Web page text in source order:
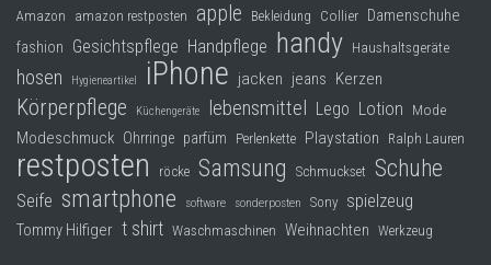
Amazon amazon restposten apple Bekleidung Collier Damenschuhe
fashion Gesichtspflege Handpflege handy Haushaltsgeräte
hosen Hygieneartikel iPhone jacken jeans Kerzen
Körperpflege Küchengeräte lebensmittel Lego Lotion Mode
Modeschmuck Ohrringe parfüm Perlenkette Playstation Ralph Lauren
restposten röcke Samsung Schmuckset Schuhe
Seife smartphone software sonderposten Sony spielzeug
Tommy Hilfiger t shirt Waschmaschinen Weihnachten Werkzeug